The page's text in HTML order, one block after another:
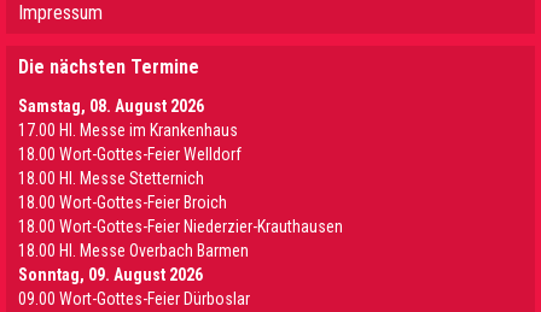
Impressum
Die nächsten Termine
Samstag, 08. August 2026
17.00 Hl. Messe im Krankenhaus
18.00 Wort-Gottes-Feier Welldorf
18.00 Hl. Messe Stetternich
18.00 Wort-Gottes-Feier Broich
18.00 Wort-Gottes-Feier Niederzier-Krauthausen
18.00 Hl. Messe Overbach Barmen
Sonntag, 09. August 2026
09.00 Wort-Gottes-Feier Dürboslar